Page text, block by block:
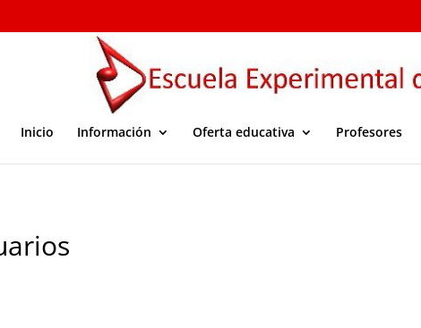
Inicio Información Oferta educativa Profesores